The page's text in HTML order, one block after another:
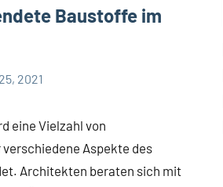
Baustoffe im
2021
eine Vielzahl von
Aspekte des
Architekten beraten sich mit